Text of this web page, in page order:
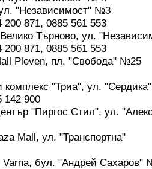
"Независимост" №3
200 871, 0885 561 553
Търново, ул.
200 871, 0885 561 553
Pleven, пл. "Свобода" №25
комплекс "Триа", ул.
142 900
"Пиргос Стил", ул.
Mall, ул. "Транспортна"
Varna, бул. "Андрей Сахаров"